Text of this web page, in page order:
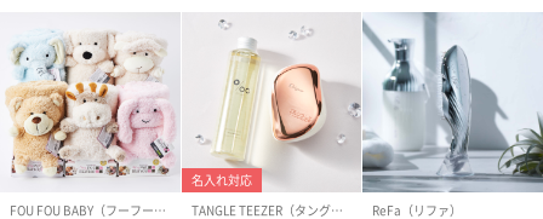
ゼリーバウム カット
（レモン＆紅茶）（432
円）
麦わらパンダバウム
（バナナ味）（540円）
3層デザート
ェ〜国産フル
り〜 3号（864